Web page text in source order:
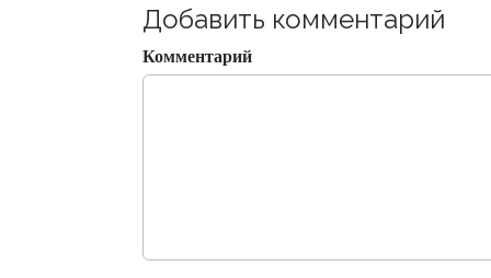
t
n
a
Добавить комментарий
Комментарий